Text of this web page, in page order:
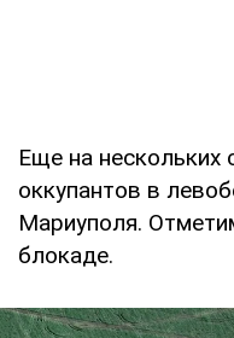
Еще на нескольких
оккупантов в
Мариуполя.
блокаде.